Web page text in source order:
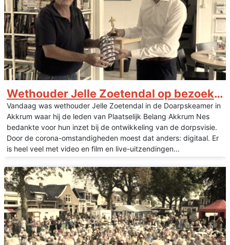
Wethouder Jelle Zoetendal op bezoek bij PB Akkrum
Vandaag was wethouder Jelle Zoetendal in de Doarpskeamer in
Akkrum waar hij de leden van Plaatselijk Belang Akkrum Nes
bedankte voor hun inzet bij de ontwikkeling van de dorpsvisie.
Door de corona-omstandigheden moest dat anders: digitaal. Er
is heel veel met video en film en live-uitzendingen...